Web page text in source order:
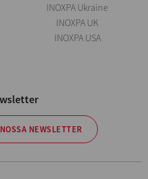
INOXPA Ukraine
INOXPA UK
INOXPA USA
NEWSLETTER